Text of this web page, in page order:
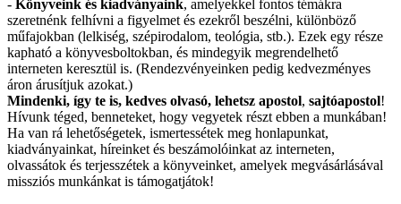
- Könyveink és kiadványaink, amelyekkel fontos témákra
szeretnénk felhívni a figyelmet és ezekről beszélni, különböző
műfajokban (lelkiség, szépirodalom, teológia, stb.). Ezek egy része
kapható a könyvesboltokban, és mindegyik megrendelhető
interneten keresztül is. (Rendezvényeinken pedig kedvezményes
áron árusítjuk azokat.)
Mindenki, így te is, kedves olvasó, lehetsz apostol, sajtóapostol!
Hívunk téged, benneteket, hogy vegyetek részt ebben a munkában!
Ha van rá lehetőségetek, ismertessétek meg honlapunkat,
kiadványainkat, híreinket és beszámolóinkat az interneten,
olvassátok és terjesszétek a könyveinket, amelyek megvásárlásával
missziós munkánkat is támogatjátok!